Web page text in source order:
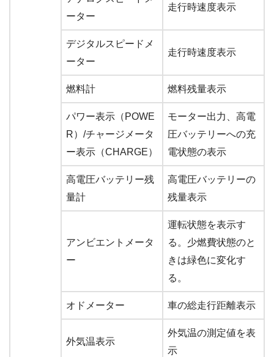
ーター
走行時速度表示
デジタルスピードメ
ーター
走行時速度表示
燃料計 燃料残量表示
パワー表示（POWE
R）/チャージメータ
ー表示（CHARGE）
モーター出力、高電
圧バッテリーへの充
電状態の表示
高電圧バッテリー残
量計
高電圧バッテリーの
残量表示
アンビエントメータ
ー
運転状態を表示す
る。少燃費状態のと
きは緑色に変化す
る。
オドメーター 車の総走行距離表示
外気温表示
外気温の測定値を表
示